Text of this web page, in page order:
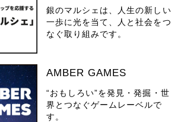
銀のマルシェは、人生の新しい
一歩に光を当て、人と社会をつ
なぐ取り組みです。
AMBER GAMES
“おもしろい”を発見・発掘・世
界とつなぐゲームレーベルで
す。